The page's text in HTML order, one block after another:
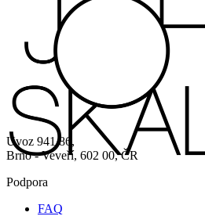
stránce
produktu
Úvoz 941/86,
Brno - Veveří, 602 00, ČR
Podpora
FAQ